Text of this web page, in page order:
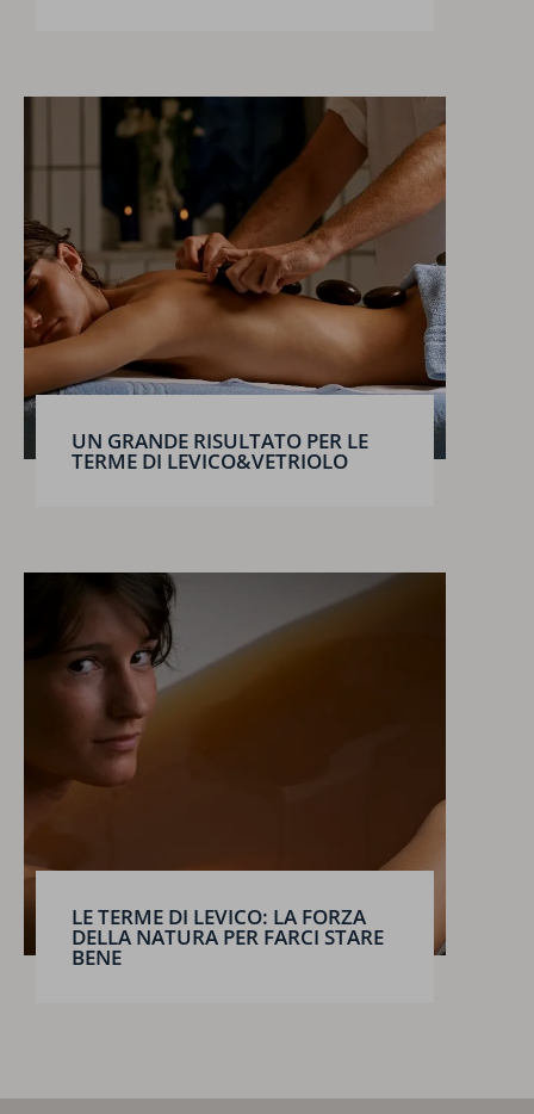
UN GRANDE RISULTATO PER LE
TERME DI LEVICO&VETRIOLO
LE TERME DI LEVICO: LA FORZA
DELLA NATURA PER FARCI STARE
BENE